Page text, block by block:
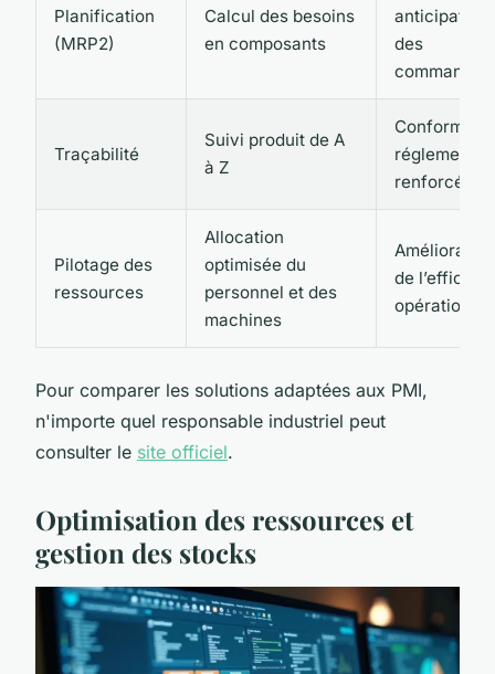
Planification
(MRP2)
Calcul des besoins
en composants
anticipation
des
commandes
Traçabilité
Suivi produit de A
à Z
Conformité
renforcée
Pilotage des
ressources
Allocation
optimisée du
personnel et des
machines
Amélioration
de
Pour comparer les solutions adaptées aux PMI,
n'importe quel responsable industriel peut
consulter le site officiel.
Optimisation des ressources et
gestion des stocks